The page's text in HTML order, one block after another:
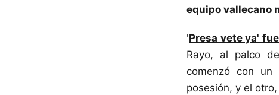
equipo vallecano
'Presa vete ya'
Rayo, al palco
comenzó con
posesión, y el